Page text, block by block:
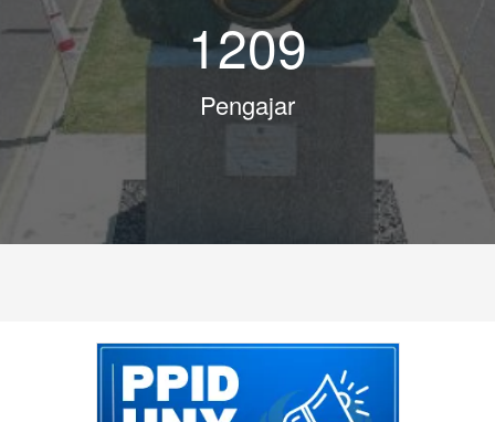
1209
Pengajar